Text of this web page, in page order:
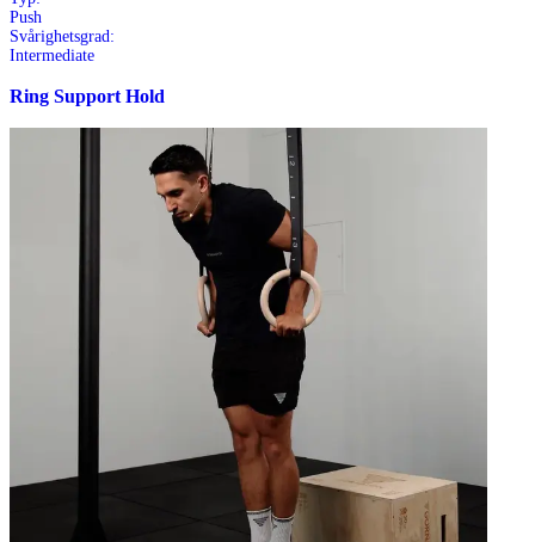
Push
Svårighetsgrad:
Intermediate
Ring Support Hold